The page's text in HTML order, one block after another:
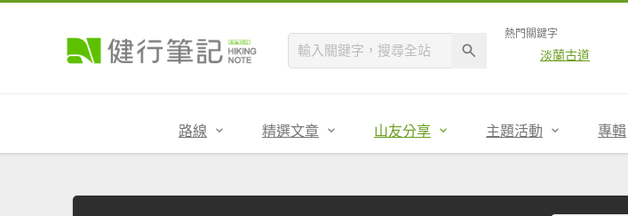
熱門關鍵字
淡蘭古道
路線 精選文章 山友分享 主題活動 專輯